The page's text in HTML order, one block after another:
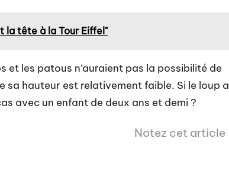
la tête à la Tour Eiffel"
et les patous n’auraient pas la possibilité de
sa hauteur est relativement faible. Si le loup a
avec un enfant de deux ans et demi ?
Notez cet article